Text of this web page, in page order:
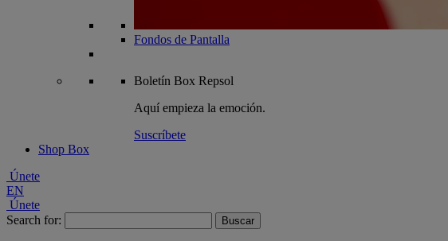
Fondos de Pantalla
Boletín Box Repsol
Aquí empieza la emoción.
Suscríbete
Shop Box
Únete
EN
Únete
Search for: